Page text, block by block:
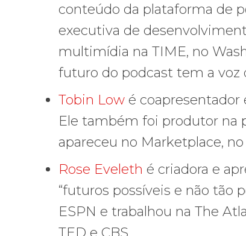
conteúdo da plataforma de
executiva de
multimídia na TIME, no
futuro do podcast tem a voz
Tobin Low é
Ele também foi produtor na
apareceu no Marketplace,
Rose Eveleth é criadora e
“futuros possíveis e não tão
ESPN e trabalhou na The
TED e CBS.